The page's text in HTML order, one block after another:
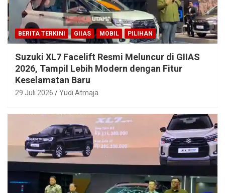
BERITA TERKINI GIIAS MOBIL PILIHAN
Suzuki XL7 Facelift Resmi Meluncur di GIIAS
2026, Tampil Lebih Modern dengan Fitur
Keselamatan Baru
29 Juli 2026 Yudi Atmaja